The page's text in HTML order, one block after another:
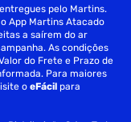
pelo Martins.
App Martins Atacado
a saírem do ar
As condições
do Frete e Prazo de
Para maiores
oeFácil para